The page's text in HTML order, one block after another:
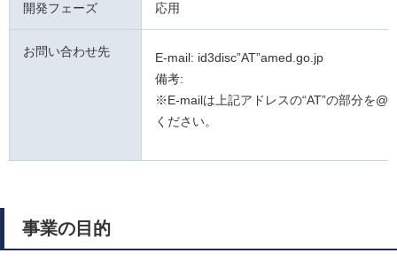
開発フェーズ 応用
お問い合わせ先
E-mail: id3disc”AT”amed.go.jp
備考:
※E-mailは上記アドレスの“AT”の部分を@
ください。
事業の目的